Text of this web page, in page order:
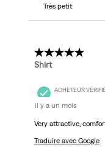
Très petit
5 étoile(s) sur 5.
Shirt
ACHETEUR
il y a un mois
Very attractive,
Traduire avec Google